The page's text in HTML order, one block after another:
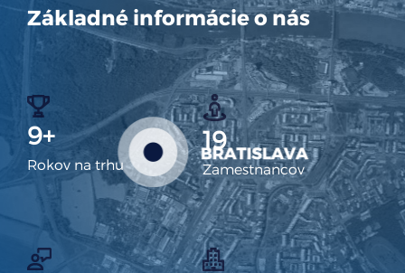
Základné informácie o nás
9+
Rokov na trhu
19
Zamestnancov